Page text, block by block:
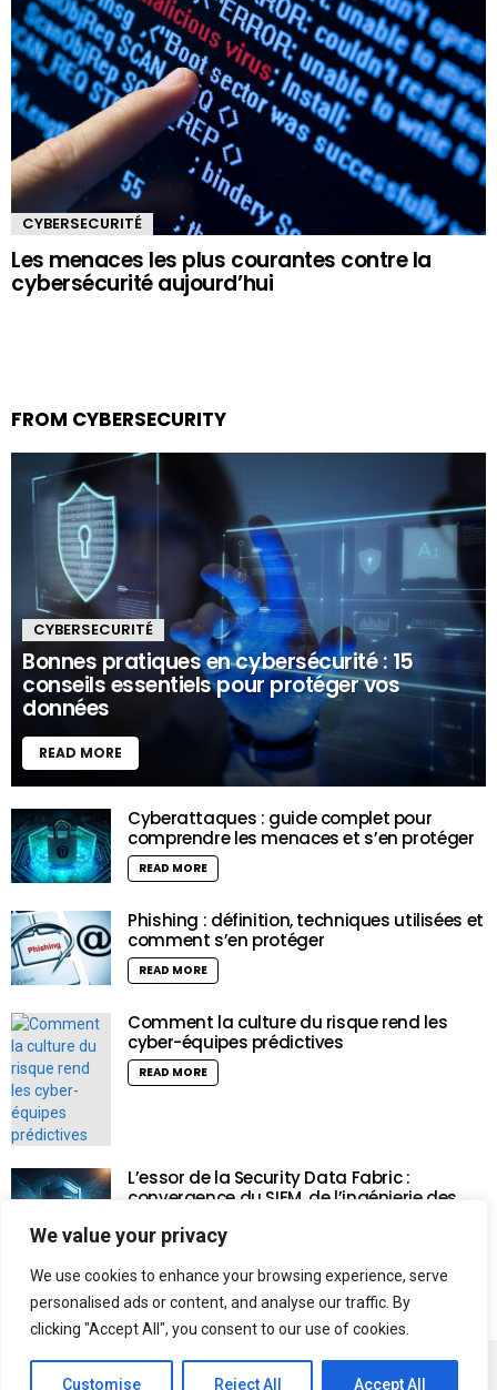
We value your privacy
We use cookies to enhance your browsing experience, serve
personalised ads or content, and analyse our traffic. By
clicking "Accept All", you consent to our use of cookies.
Customise Reject All Accept All
CYBERSECURITÉ
Les menaces les plus courantes contre la
cybersécurité aujourd’hui
FROM CYBERSECURITY
CYBERSECURITÉ
Bonnes pratiques en cybersécurité : 15
conseils essentiels pour protéger vos
données
READ MORE
Cyberattaques : guide complet pour
comprendre les menaces et s’en protéger
READ MORE
Phishing : définition, techniques utilisées et
comment s’en protéger
READ MORE
Comment la culture du risque rend les
cyber-équipes prédictives
READ MORE
L’essor de la Security Data Fabric :
convergence du SIEM, de l’ingénierie des
READ MORE
Politique de confidentialité Politique de Cookies